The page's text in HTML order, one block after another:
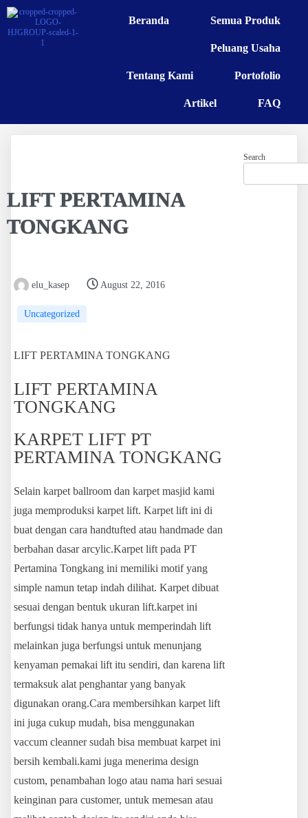
Beranda Semua Produk
Peluang Usaha
Tentang Kami Portofolio
Artikel FAQ
LIFT PERTAMINA
TONGKANG
elu_kasep August 22, 2016
Uncategorized
LIFT PERTAMINA TONGKANG
LIFT PERTAMINA
TONGKANG
KARPET LIFT PT
PERTAMINA TONGKANG
Selain karpet ballroom dan karpet masjid kami
juga memproduksi karpet lift. Karpet lift ini di
buat dengan cara handtufted atau handmade dan
berbahan dasar arcylic.Karpet lift pada PT
Pertamina Tongkang ini memiliki motif yang
simple namun tetap indah dilihat. Karpet dibuat
sesuai dengan bentuk ukuran lift.karpet ini
berfungsi tidak hanya untuk memperindah lift
melainkan juga berfungsi untuk menunjang
kenyaman pemakai lift itu sendiri, dan karena lift
termaksuk alat penghantar yang banyak
digunakan orang.Cara membersihkan karpet lift
ini juga cukup mudah, bisa menggunakan
vaccum cleanner sudah bisa membuat karpet ini
bersih kembali.kami juga menerima design
custom, penambahan logo atau nama hari sesuai
keinginan para customer, untuk memesan atau
Search